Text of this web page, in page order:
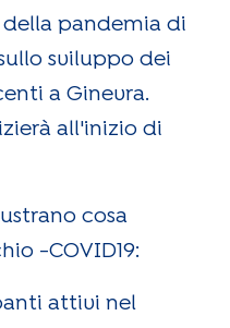
pandemia di
sviluppo dei
a Ginevra.
all'inizio di
cosa
-COVID19:
attivi nel